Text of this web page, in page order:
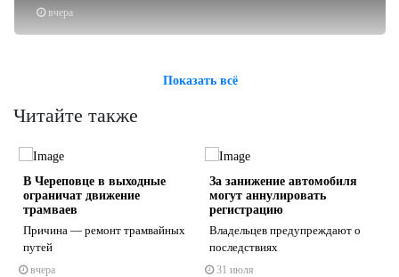
вчера
Показать всё
Читайте также
В Череповце в выходные
ограничат движение
трамваев
Причина — ремонт трамвайных
путей
вчера
За занижение автомобиля
могут аннулировать
регистрацию
Владельцев предупреждают о
последствиях
31 июля